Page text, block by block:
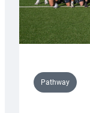
Pathway